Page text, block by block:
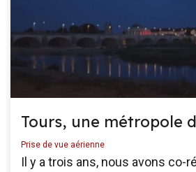
Tours, une métropole
Prise de vue aérienne
Il y a trois ans, nous avons co-